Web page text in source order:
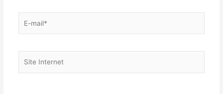
mail*
Internet